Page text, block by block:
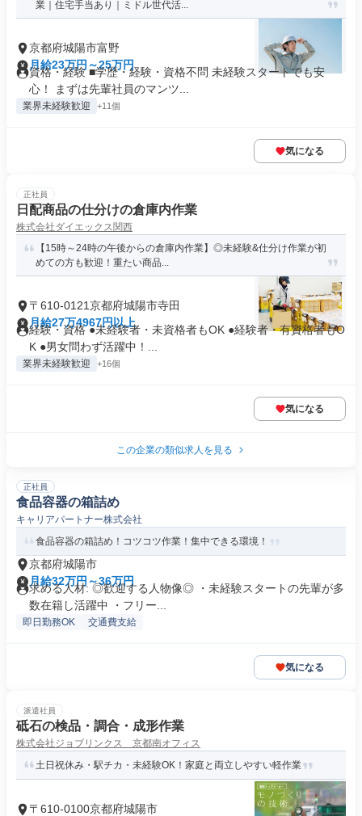
業｜住宅手当あり｜ミドル世代活...
京都府城陽市富野
月給23万円～25万円
資格・経験 ■学歴・経験・資格不問 未経験スタートでも安
心！ まずは先輩社員のマンツ...
業界未経験歓迎 +11個
気になる
正社員
日配商品の仕分けの倉庫内作業
株式会社ダイエックス関西
【15時～24時の午後からの倉庫内作業】◎未経験&仕分け作業が初
めての方も歓迎！重たい商品...
〒610-0121京都府城陽市寺田
月給27万4967円以上
経験・資格 ●未経験者・未資格者もOK ●経験者・有資格者もO
K ●男女問わず活躍中！...
業界未経験歓迎 +16個
気になる
この企業の類似求人を見る
正社員
食品容器の箱詰め
キャリアパートナー株式会社
食品容器の箱詰め！コツコツ作業！集中できる環境！
京都府城陽市
月給32万円～36万円
求める人材: ◎歓迎する人物像◎ ・未経験スタートの先輩が多
数在籍し活躍中 ・フリー...
即日勤務OK 交通費支給
気になる
派遣社員
砥石の検品・調合・成形作業
株式会社ジョブリンクス 京都南オフィス
土日祝休み・駅チカ・未経験OK！家庭と両立しやすい軽作業
〒610-0100京都府城陽市